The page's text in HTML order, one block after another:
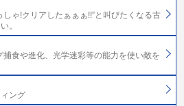
しゃ!クリアしたぁぁぁ!!”と叫びたくなる古
。
食や進化、光学迷彩等の能力を使い敵を
ング